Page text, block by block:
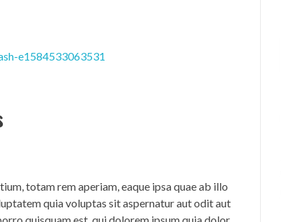
totam rem aperiam, eaque ipsa quae ab illo
quia voluptas sit aspernatur aut odit aut